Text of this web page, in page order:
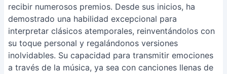
recibir numerosos premios. Desde sus inicios, ha
demostrado una habilidad excepcional para
interpretar clásicos atemporales, reinventándolos con
su toque personal y regalándonos versiones
inolvidables. Su capacidad para transmitir emociones
a través de la música, ya sea con canciones llenas de